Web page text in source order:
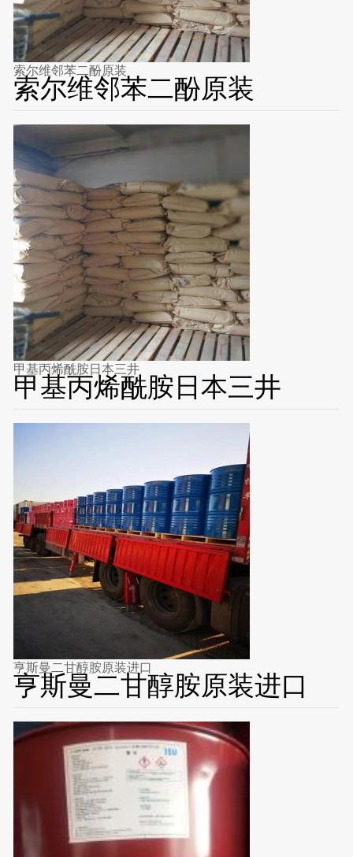
索尔维邻苯二酚原装
索尔维邻苯二酚原装
甲基丙烯酰胺日本三井
甲基丙烯酰胺日本三井
亨斯曼二甘醇胺原装进口
亨斯曼二甘醇胺原装进口